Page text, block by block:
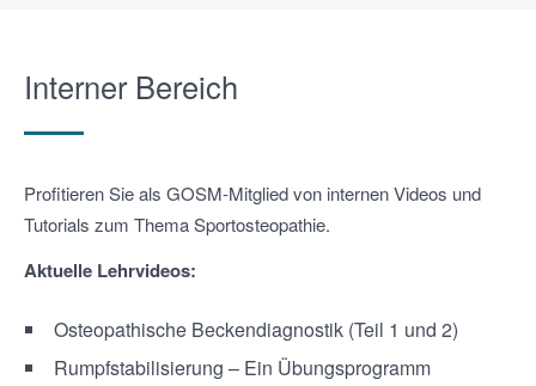
Interner Bereich
Profitieren Sie als GOSM-Mitglied von internen Videos und
Tutorials zum Thema Sportosteopathie.
Aktuelle Lehrvideos:
Osteopathische Beckendiagnostik (Teil 1 und 2)
Rumpfstabilisierung – Ein Übungsprogramm